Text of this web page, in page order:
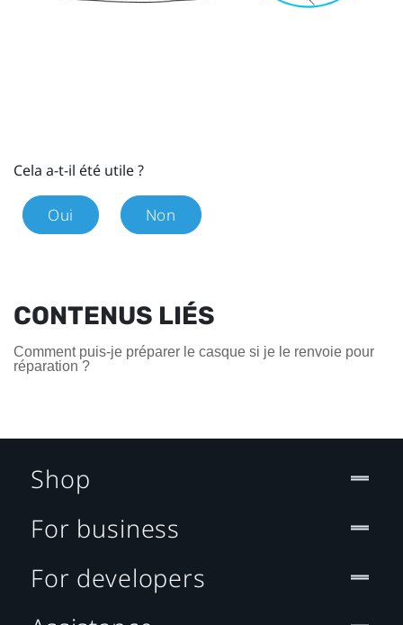
Cela a-t-il été utile ?
Oui Non
CONTENUS LIÉS
Comment puis-je préparer le casque si je le renvoie pour
réparation ?
Shop
For business
For developers